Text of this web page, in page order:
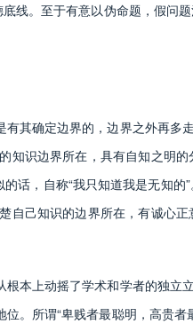
线。至于有意以伪命题，假问
确定边界的，边界之外再多
识边界所在，具有自知之明
话，自称“我只知道我是无知
己知识的边界所在，有诚心
上动摇了学术和学者的独立
。所谓“卑贱者最聪明，高贵